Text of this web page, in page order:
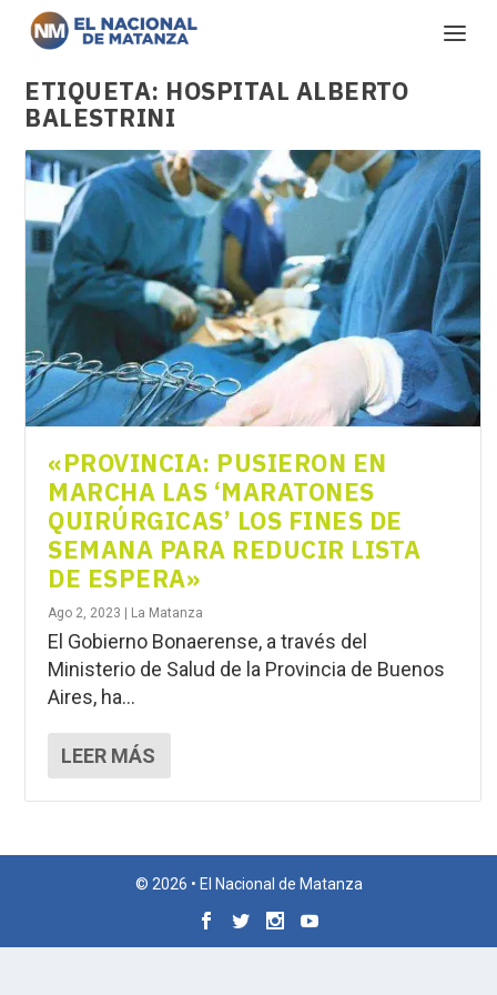
ETIQUETA: HOSPITAL ALBERTO
BALESTRINI
«PROVINCIA: PUSIERON EN
MARCHA LAS ‘MARATONES
QUIRÚRGICAS’ LOS FINES DE
SEMANA PARA REDUCIR LISTA
DE ESPERA»
Ago 2, 2023 La Matanza
El Gobierno Bonaerense, a través del
Ministerio de Salud de la Provincia de Buenos
Aires, ha...
LEER MÁS
© 2026 • El Nacional de Matanza